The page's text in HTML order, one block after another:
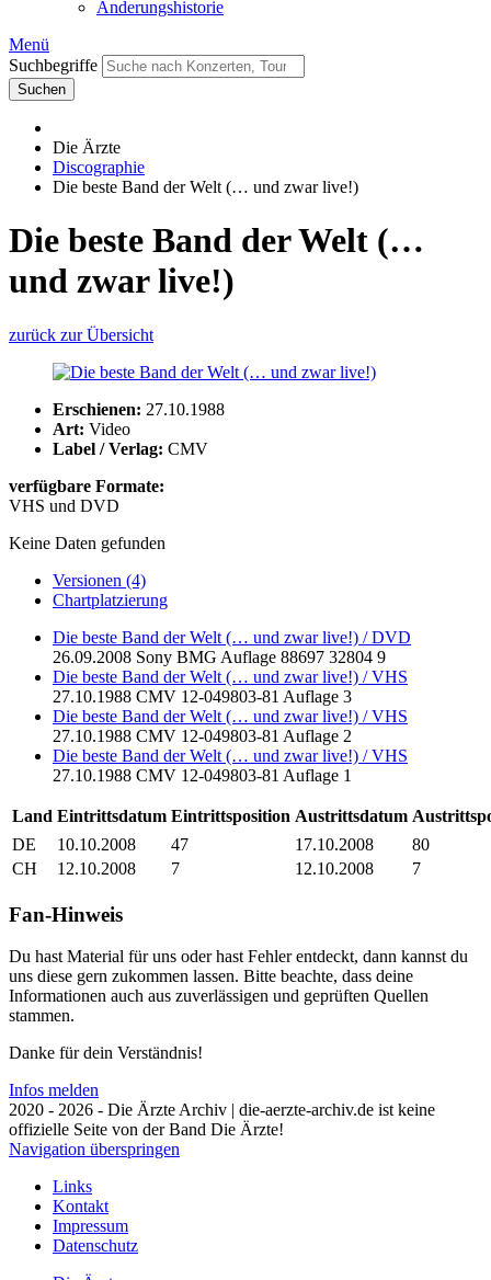
Änderungshistorie
Menü
Suchbegriffe
Suchen
Die Ärzte
Discographie
Die beste Band der Welt (… und zwar live!)
Die beste Band der Welt (…
und zwar live!)
zurück zur Übersicht
Erschienen: 27.10.1988
Art: Video
Label / Verlag: CMV
verfügbare Formate:
VHS und DVD
Keine Daten gefunden
Versionen (4)
Chartplatzierung
Die beste Band der Welt (… und zwar live!) / DVD
26.09.2008 Sony BMG Auflage 88697 32804 9
Die beste Band der Welt (… und zwar live!) / VHS
27.10.1988 CMV 12-049803-81 Auflage 3
Die beste Band der Welt (… und zwar live!) / VHS
27.10.1988 CMV 12-049803-81 Auflage 2
Die beste Band der Welt (… und zwar live!) / VHS
27.10.1988 CMV 12-049803-81 Auflage 1
Land Eintrittsdatum Eintrittsposition Austrittsdatum
DE
10.10.2008 47 17.10.2008
80
CH
12.10.2008 7 12.10.2008 7
Fan-Hinweis
Du hast Material für uns oder hast Fehler entdeckt, dann kannst du
uns diese gern zukommen lassen. Bitte beachte, dass deine
Informationen auch aus zuverlässigen und geprüften Quellen
stammen.
Danke für dein Verständnis!
Infos melden
2020 - 2026 - Die Ärzte Archiv | die-aerzte-archiv.de ist keine
offizielle Seite von der Band Die Ärzte!
Navigation überspringen
Links
Kontakt
Impressum
Datenschutz